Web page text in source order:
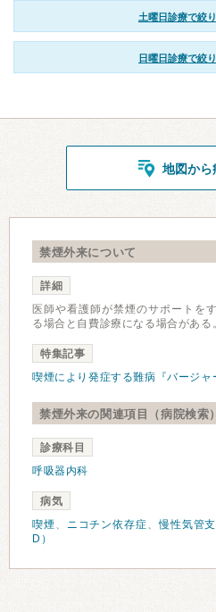
土曜日診療で絞
日曜日診療で絞
地図から
禁煙外来について
詳細
医師や看護師が禁煙のサポートを
る場合と自費診療になる場合がある
特集記事
喫煙により発症する難病『バージャ
禁煙外来の関連項目（病院検索）
診療科目
呼吸器内科
病気
喫煙 、 ニコチン依存症、慢性気管
D）